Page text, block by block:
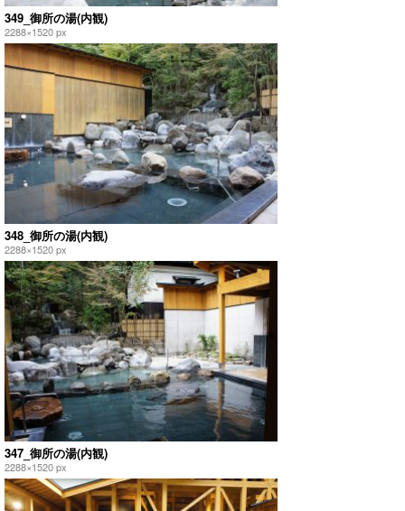
349_御所の湯(内観)
2288×1520 px
348_御所の湯(内観)
2288×1520 px
347_御所の湯(内観)
2288×1520 px